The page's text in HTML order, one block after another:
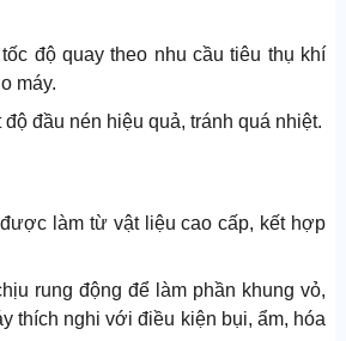
độ quay theo nhu cầu tiêu thụ khí
máy.
đầu nén hiệu quả, tránh quá nhiệt.
làm từ vật liệu cao cấp, kết hợp
rung động để làm phần khung vỏ,
thích nghi với điều kiện bụi, ẩm, hóa